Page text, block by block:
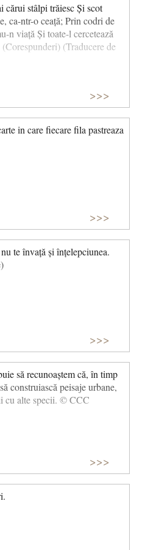
cărui stâlpi trăiesc Și scot
ca-ntr-o ceață; Prin codri de
n viață Și toate-l cercetează
(Traducere de
>>>
in care fiecare fila pastreaza
>>>
te învață și înțelepciunea.
>>>
să recunoaștem că, în timp
construiască peisaje urbane,
cu alte specii. © CCC
>>>